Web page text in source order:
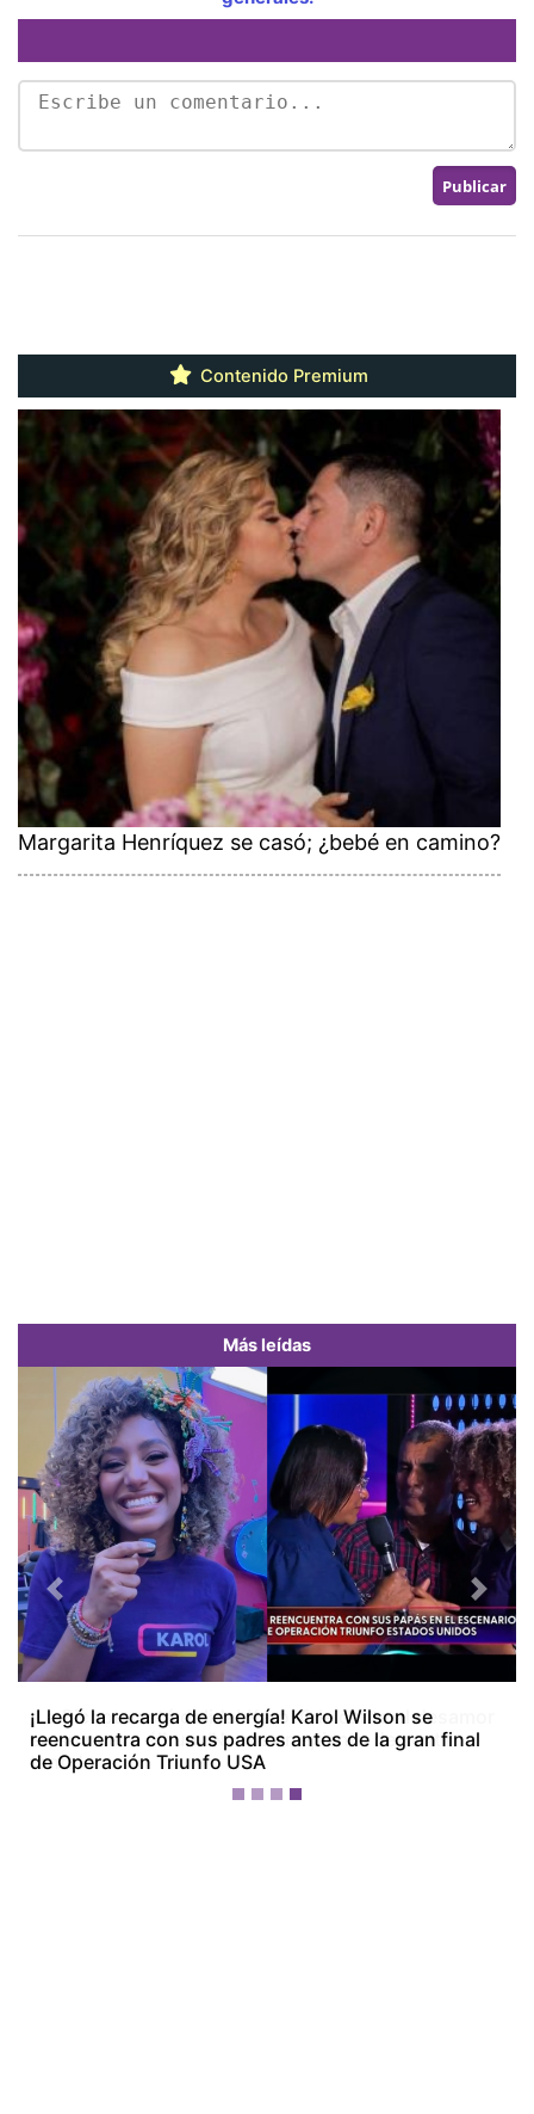
Contenido Premium
Margarita Henríquez se casó; ¿bebé en camino?
Más leídas
¡La Bichota está dolida! Karol G le canta al desamor
en su nuevo álbum ‘No me arrepiento de sentir
tanto’
Previous Next